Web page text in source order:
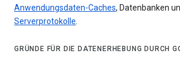
Anwendungsdaten-Caches, Datenbanken
Serverprotokolle.
GRÜNDE FÜR DIE DATENERHEBUNG DURCH